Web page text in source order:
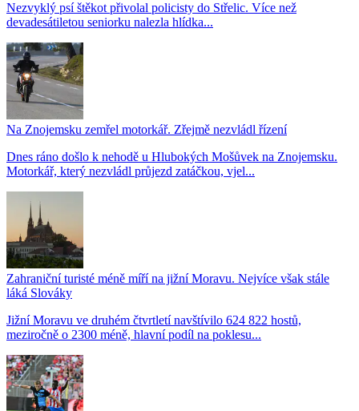
Nezvyklý psí štěkot přivolal policisty do Střelic. Více než
devadesátiletou seniorku nalezla hlídka...
Na Znojemsku zemřel motorkář. Zřejmě nezvládl řízení
Dnes ráno došlo k nehodě u Hlubokých Mošůvek na Znojemsku.
Motorkář, který nezvládl průjezd zatáčkou, vjel...
Zahraniční turisté méně míří na jižní Moravu. Nejvíce však stále
láká Slováky
Jižní Moravu ve druhém čtvrtletí navštívilo 624 822 hostů,
meziročně o 2300 méně, hlavní podíl na poklesu...